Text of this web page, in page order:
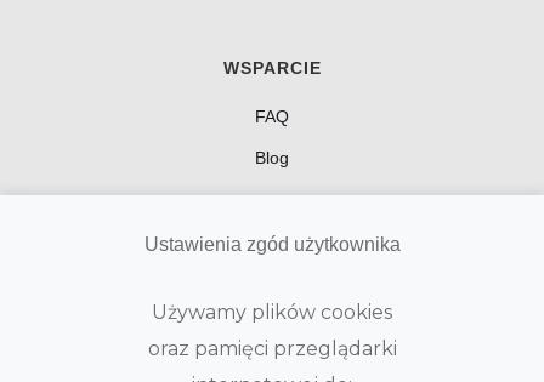
WSPARCIE
FAQ
Blog
GPS GUARDIAN
Regulamin
Kontakt
Ustawienia zgód użytkownika
Używamy plików cookies
oraz pamięci przeglądarki